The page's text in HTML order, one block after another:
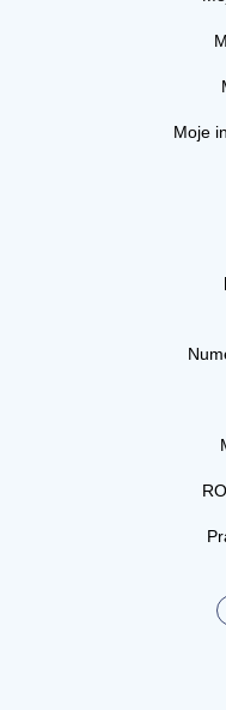
Moje